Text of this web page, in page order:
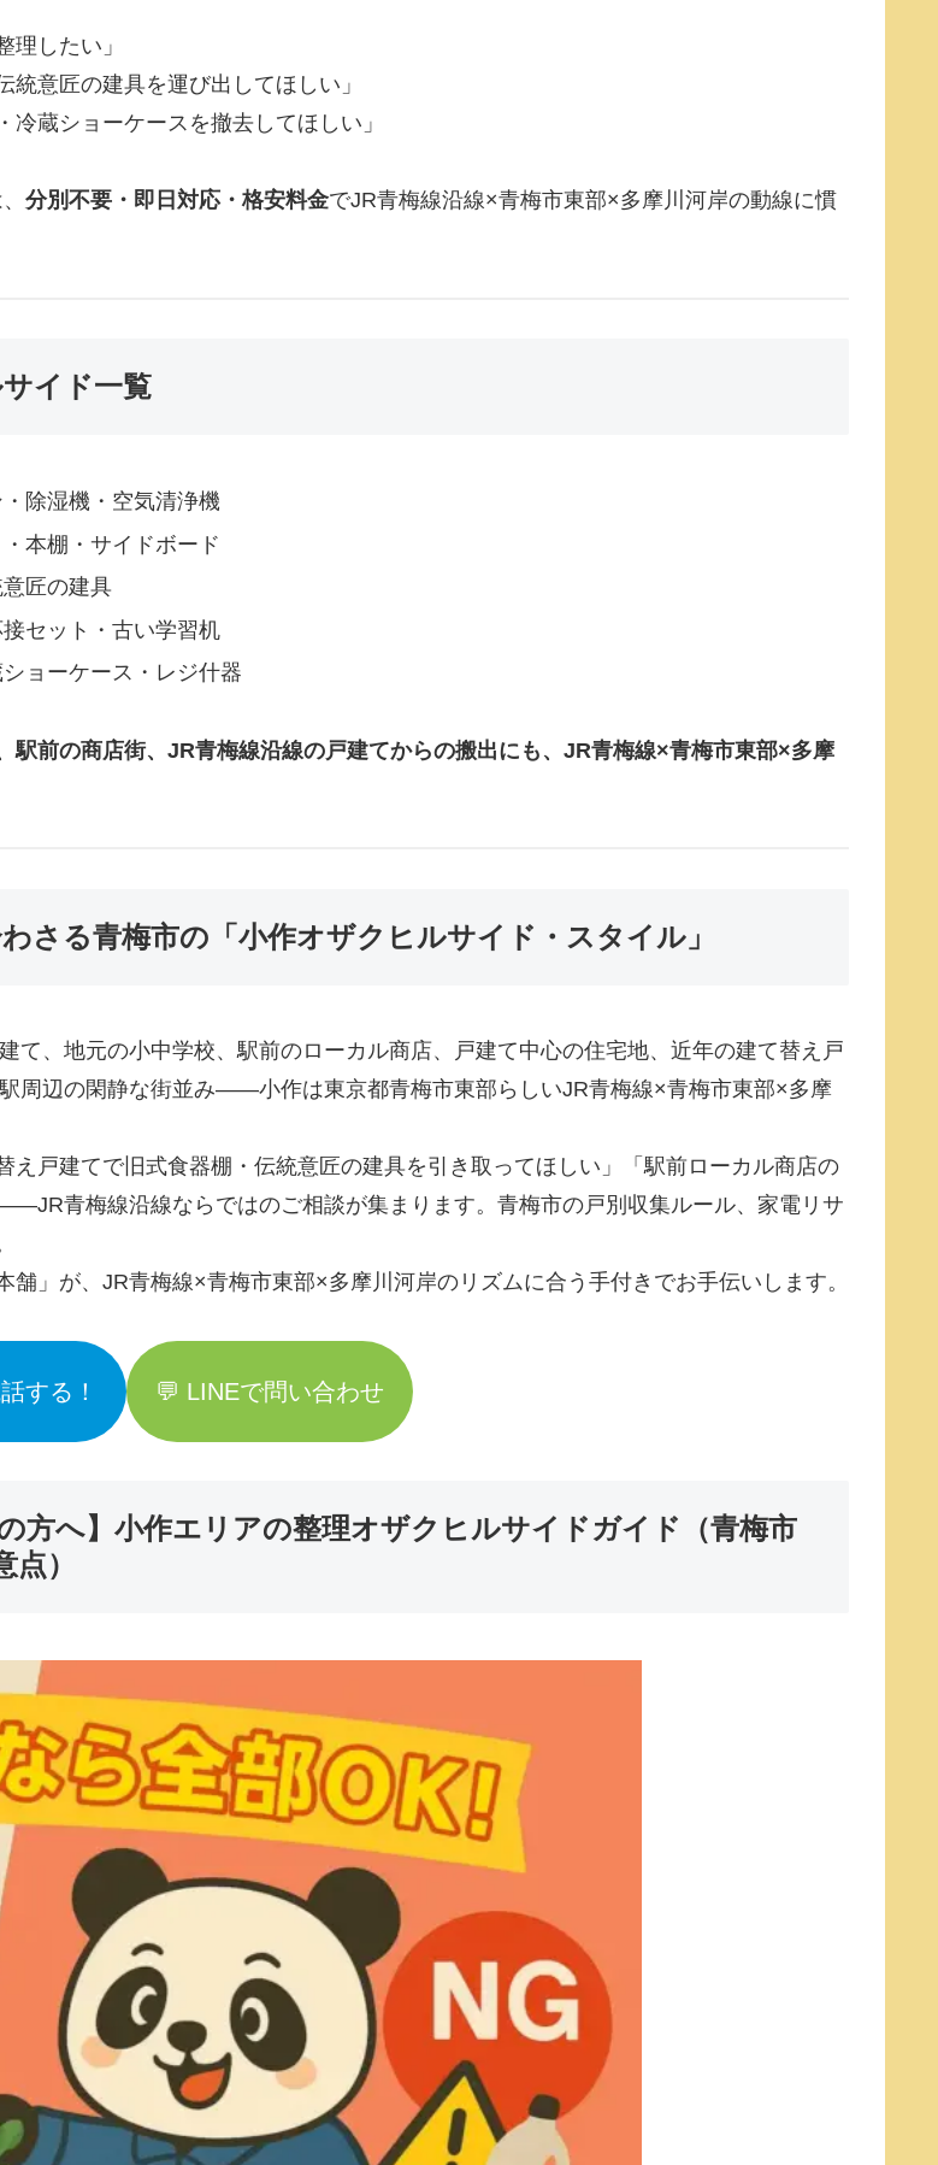
理したい」
統意匠の建具を運び出してほしい」
冷蔵ショーケースを撤去してほしい」
分別不要・即日対応・格安料金でJR青梅線沿線×青梅市東部×多摩川河岸の動線に慣
イド一覧
除湿機・空気清浄機
本棚・サイドボード
匠の建具
セット・古い学習机
ョーケース・レジ什器
前の商店街、JR青梅線沿線の戸建てからの搬出にも、JR青梅線×青梅市東部×多摩
さる青梅市の「小作オザクヒルサイド・スタイル」
て、地元の小中学校、駅前のローカル商店、戸建て中心の住宅地、近年の建て替え戸
周辺の閑静な街並み――小作は東京都青梅市東部らしいJR青梅線×青梅市東部×多摩
え戸建てで旧式食器棚・伝統意匠の建具を引き取ってほしい」「駅前ローカル商店の
青梅線沿線ならではのご相談が集まります。青梅市の戸別収集ルール、家電リサ
」が、JR青梅線×青梅市東部×多摩川河岸のリズムに合う手付きでお手伝いします。
する！ 💬 LINEで問い合わせ
方へ】小作エリアの整理オザクヒルサイドガイド（青梅市
）